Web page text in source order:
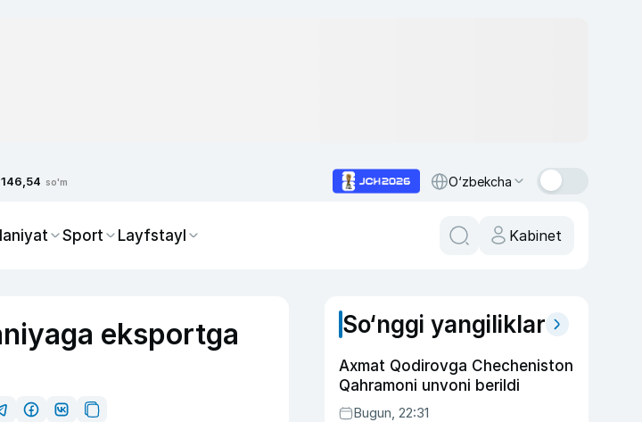
146,54 so'm O‘zbekcha
Sport Layfstayl Kabinet
eksportga
So‘nggi yangiliklar
Axmat Qodirovga Checheniston
Qahramoni unvoni berildi
Bugun, 22:31